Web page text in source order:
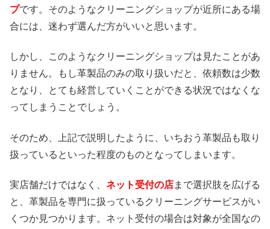
プです。そのようなクリーニングショップが近所にある場
合には、迷わず選んだ方がいいと思います。
しかし、このようなクリーニングショップは見たことがあ
りません。もし革製品のみの取り扱いだと、依頼数は少数
となり、とても経営していくことができる状況ではなくな
ってしまうことでしょう。
そのため、上記で説明したように、いちおう革製品も取り
扱っているといった程度のものとなってしまいます。
実店舗だけではなく、 ネット受付の店まで選択肢を広げる
と、革製品を専門に扱っているクリーニングサービスがい
くつか見つかります。ネット受付の場合は対象が全国なの